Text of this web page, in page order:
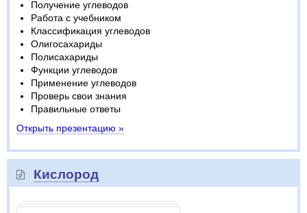
Получение углеводов
Работа с учебником
Классификация углеводов
Олигосахариды
Полисахариды
Функции углеводов
Применение углеводов
Проверь свои знания
Правильные ответы
Открыть презентацию »
Кислород